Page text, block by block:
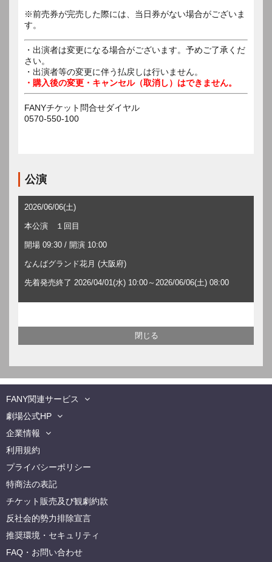
※前売券が完売した際には、当日券がない場合がございま
す。
・出演者は変更になる場合がございます。予めご了承くだ
さい。
・出演者等の変更に伴う払戻しは行いません。
・購入後の変更・キャンセル（取消し）はできません。
FANYチケット問合せダイヤル
0570-550-100
公演
2026/06/06(土)
本公演 １回目
開場 09:30 / 開演 10:00
なんばグランド花月 (大阪府)
先着発売終了 2026/04/01(水) 10:00～2026/06/06(土) 08:00
FANY関連サービス
劇場公式HP
企業情報
利用規約
プライバシーポリシー
特商法の表記
チケット販売及び観劇約款
反社会的勢力排除宣言
推奨環境・セキュリティ
FAQ・お問い合わせ